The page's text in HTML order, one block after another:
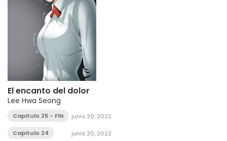
El encanto del dolor
Lee Hwa Seong
Capitulo 25 - FIN junio 20, 2022
Capitulo 24 junio 20, 2022